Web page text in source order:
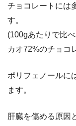
チョコレートには
す。
(100gあたりで比
カオ72%のチョコ
ポリフェノールに
ます。
肝臓を傷める原因